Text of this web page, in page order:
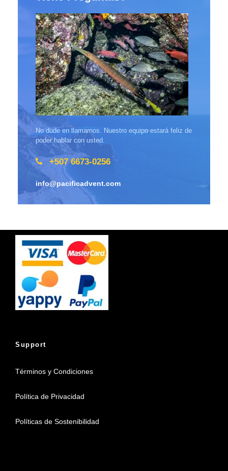
No dude en llamarnos. Nuestro equipo estará feliz de
poder hablar con usted.
+507 6673-0256
info@pacificadvent.com
Support
Términos y Condiciones
Política de Privacidad
Políticas de Sostenibilidad